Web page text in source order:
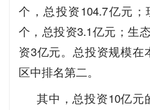
个，总投资104.7亿元
个，总投资3.1亿元；生
资3亿元。总投资规模在
区中排名第二。
其中，总投资10亿元